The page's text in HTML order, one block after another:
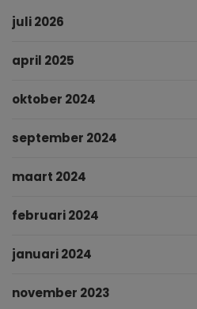
juli 2026
april 2025
oktober 2024
september 2024
maart 2024
februari 2024
januari 2024
november 2023